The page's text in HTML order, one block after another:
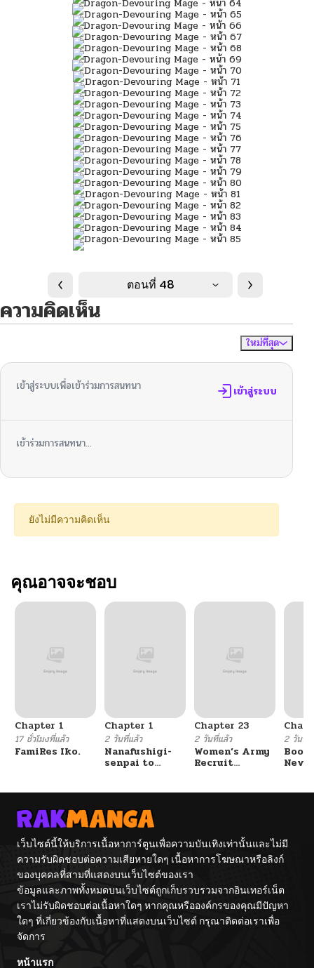
ตอนที่ 48
ความคิดเห็น
ใหม่ที่สุด
เข้าสู่ระบบเพื่อเข้าร่วมการสนทนา เข้าสู่ระบบ
เข้าร่วมการสนทนา...
ยังไม่มีความคิดเห็น
คุณอาจจะชอบ
Chapter 1
17 ชั่วโมงที่แล้ว
FamiRes Iko.
Chapter 1
2 วันที่แล้ว
Nanafushigi-
senpai to
Chapter 23
2 วันที่แล้ว
Women’s Army
Recruit
2 วันที่แ
เว็บไซต์นี้ให้บริการเนื้อหาการ์ตูนเพื่อความบันเทิงเท่านั้นและไม่มี
ความรับผิดชอบต่อความเสียหายใดๆ เนื้อหาการโฆษณาหรือลิงก์
ของบุคคลที่สามที่แสดงบนเว็บไซต์ของเรา
ข้อมูลและภาพทั้งหมดบนเว็บไซต์ถูกเก็บรวบรวมจากอินเทอร์เน็ต
เราไม่รับผิดชอบต่อเนื้อหาใดๆ หากคุณหรือองค์กรของคุณมีปัญหา
ใดๆ ที่เกี่ยวข้องกับเนื้อหาที่แสดงบนเว็บไซต์ กรุณาติดต่อเราเพื่อ
จัดการ
หน้าแรก